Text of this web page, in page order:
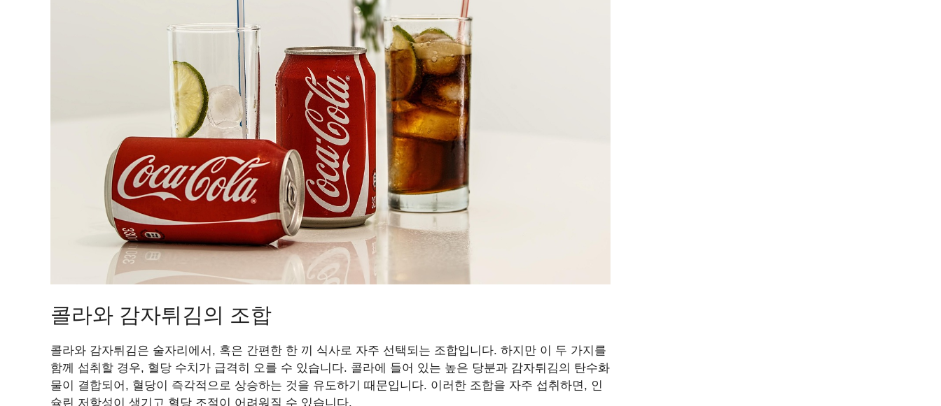
콜라와 감자튀김의 조합
콜라와 감자튀김은 술자리에서, 혹은 간편한 한 끼 식사로 자주 선택되는 조합입니다. 하지만 이 두 가지를
함께 섭취할 경우, 혈당 수치가 급격히 오를 수 있습니다. 콜라에 들어 있는 높은 당분과 감자튀김의 탄수화
물이 결합되어, 혈당이 즉각적으로 상승하는 것을 유도하기 때문입니다. 이러한 조합을 자주 섭취하면, 인
슐린 저항성이 생기고 혈당 조절이 어려워질 수 있습니다.